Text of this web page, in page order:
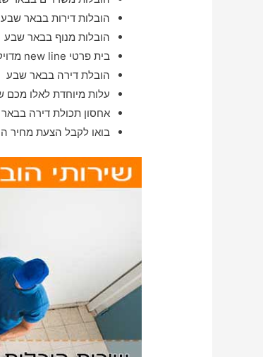
הובלות דירות בבאר
הובלות מנוף בבאר שבע
בית פרטי new line מדויק, העברת דירה בעיר באר שבע בתוך 24 שעות
הובלת דירה בבאר שבע
עלות מיוחדת לאלו מכם
אחסון תכולת דירה
בואו לקבל הצעת מחיר